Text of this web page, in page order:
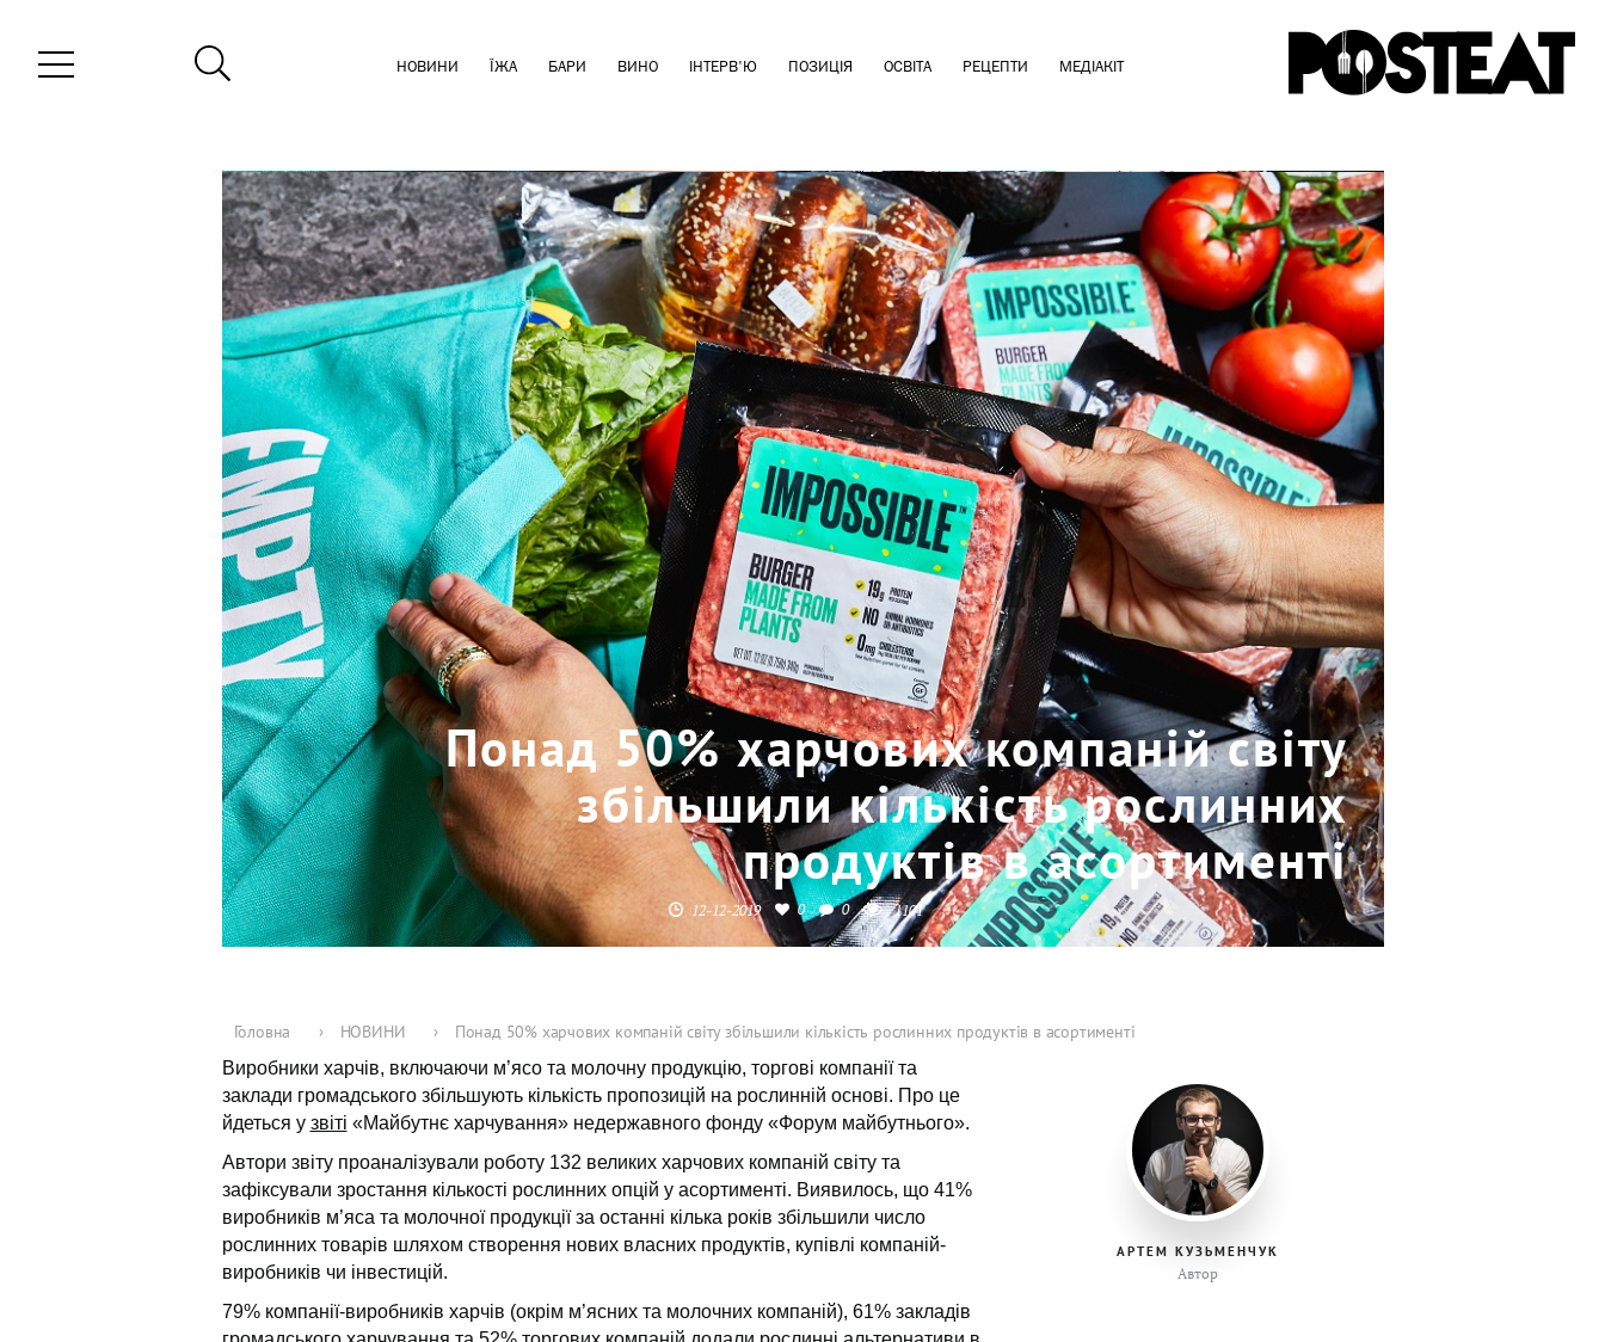
НОВИНИ ЇЖА БАРИ ВИНО ІНТЕРВ'Ю ПОЗИЦІЯ ОСВІТА РЕЦЕПТИ МЕДІАКІТ
Понад 50% харчових компаній світу
збільшили кількість рослинних
продуктів в асортименті
12-12-2019 0 0 1101
Головна › НОВИНИ › Понад 50% харчових компаній світу збільшили кількість рослинних продуктів в асортименті
Виробники харчів, включаючи м’ясо та молочну продукцію, торгові компанії та
заклади громадського збільшують кількість пропозицій на рослинній основі. Про це
йдеться у звіті «Майбутнє харчування» недержавного фонду «Форум майбутнього».
Автори звіту проаналізували роботу 132 великих харчових компаній світу та
зафіксували зростання кількості рослинних опцій у асортименті. Виявилось, що 41%
виробників м’яса та молочної продукції за останні кілька років збільшили число
рослинних товарів шляхом створення нових власних продуктів, купівлі компаній-
виробників чи інвестицій.
79% компанії-виробників харчів (окрім м’ясних та молочних компаній), 61% закладів
АРТЕМ КУЗЬМЕНЧУК
Автор